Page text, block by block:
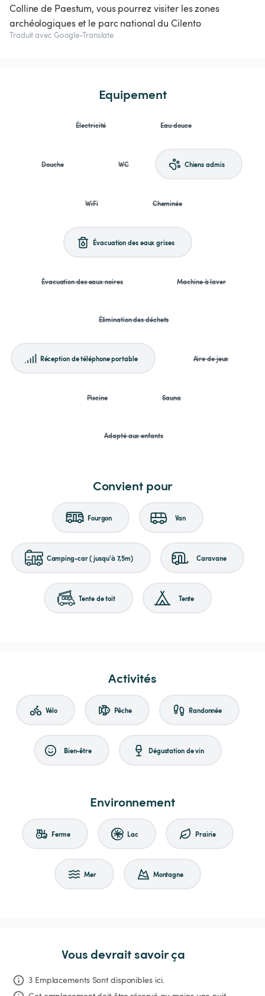
Colline de Paestum, vous pourrez visiter les zones
archéologiques et le parc national du Cilento
Traduit avec Google-Translate
Equipement
Électricité Eau douce
Douche WC Chiens admis
WiFi Cheminée
Évacuation des eaux grises
Évacuation des eaux noires Machine à laver
Élimination des déchets
Réception de téléphone portable Aire de jeux
Piscine Sauna
Adapté aux enfants
Convient pour
Fourgon Van
Camping-car (jusqu'à 7,5m) Caravane
Tente de toit Tente
Activités
Vélo Pêche Randonnée
Bien-être Dégustation de vin
Environnement
Ferme Lac Prairie
Mer Montagne
Vous devrait savoir ça
3 Emplacements Sont disponibles ici.